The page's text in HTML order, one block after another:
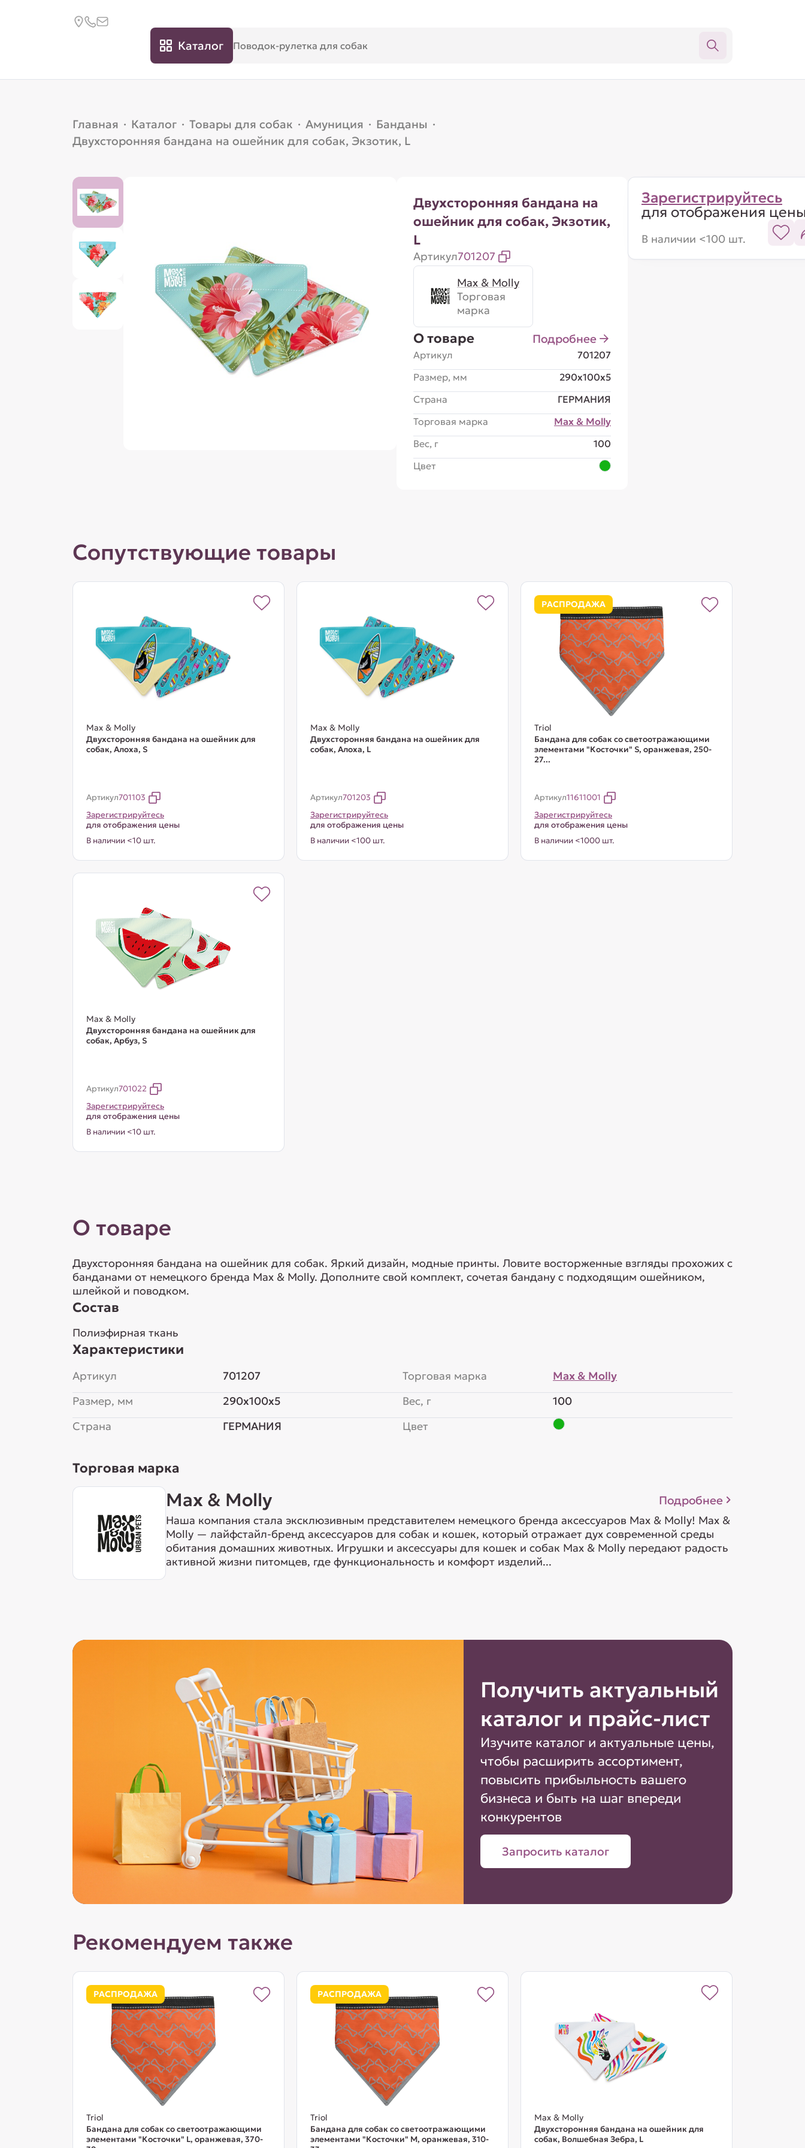
Каталог
Главная · Каталог · Товары для собак · Амуниция · Банданы ·
Двухсторонняя бандана на ошейник для собак, Экзотик, L
Двухсторонняя бандана на
ошейник для собак, Экзотик,
L
Артикул701207
Max & Molly
Торговая
марка
О товаре Подробнее
Артикул
701207
Размер, мм
290x100x5
Страна
ГЕРМАНИЯ
Торговая марка
Max & Molly
Вес, г
100
Цвет
Зарегистрируйтесь
для отображения
В наличии <100 шт.
Сопутствующие товары
Max & Molly
Двухсторонняя бандана на ошейник для
собак, Алоха, S
Артикул701103
Зарегистрируйтесь
для отображения цены
В наличии <10 шт.
Max & Molly
Двухсторонняя бандана на ошейник для
собак, Алоха, L
Артикул701203
Зарегистрируйтесь
для отображения цены
В наличии <100 шт.
РАСПРОДАЖА
Triol
Бандана для собак со светоотражающими
элементами "Косточки" S, оранжевая, 250-
27...
Артикул11611001
Зарегистрируйтесь
для отображения цены
В наличии <1000 шт.
Max & Molly
Двухсторонняя бандана на ошейник для
собак, Арбуз, S
Артикул701022
Зарегистрируйтесь
для отображения цены
В наличии <10 шт.
О товаре
Двухсторонняя бандана на ошейник для собак. Яркий дизайн, модные принты. Ловите восторженные взгляды прохожих с
банданами от немецкого бренда Max & Molly. Дополните свой комплект, сочетая бандану с подходящим ошейником,
шлейкой и поводком.
Состав
Полиэфирная ткань
Характеристики
Артикул
701207
Размер, мм
290x100x5
Страна
ГЕРМАНИЯ
Торговая марка
Max & Molly
Вес, г
100
Цвет
Торговая марка
Max & Molly Подробнее
Наша компания стала эксклюзивным представителем немецкого бренда аксессуаров Max & Molly! Max &
Molly — лайфстайл-бренд аксессуаров для собак и кошек, который отражает дух современной среды
обитания домашних животных. Игрушки и аксессуары для кошек и собак Max & Molly передают радость
активной жизни питомцев, где функциональность и комфорт изделий...
Получить актуальный
каталог и прайс-лист
Изучите каталог и актуальные цены,
чтобы расширить ассортимент,
повысить прибыльность вашего
бизнеса и быть на шаг впереди
конкурентов
Запросить каталог
Рекомендуем также
РАСПРОДАЖА
Triol
Бандана для собак со светоотражающими
элементами "Косточки" L, оранжевая, 370-
РАСПРОДАЖА
Triol
Бандана для собак со светоотражающими
элементами "Косточки" M, оранжевая, 310-
Max & Molly
Двухсторонняя бандана на ошейник для
собак, Волшебная Зебра, L